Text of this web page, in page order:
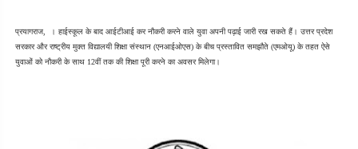
प्रयागराज,  । हाईस्कूल के बाद आईटीआई कर नौकरी करने वाले युवा अपनी पढ़ाई जारी रख सकते हैं। उत्तर प्रदेश
सरकार और राष्ट्रीय मुक्त विद्यालयी शिक्षा संस्थान (एनआईओएस) के बीच प्रस्तावित समझौते (एमओयू) के तहत ऐसे
युवाओं को नौकरी के साथ 12वीं तक की शिक्षा पूरी करने का अवसर मिलेगा।